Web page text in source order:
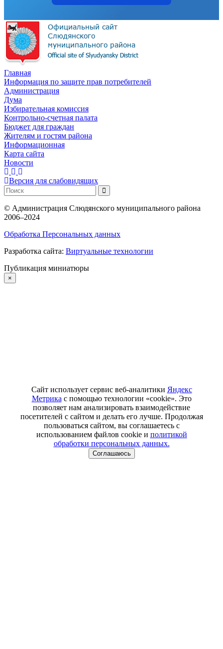
Главная
Информация по защите прав потребителей
Администрация
Дума
Избирательная комиссия
Контрольно-счетная палата
Бюджет для граждан
Жителям и гостям района
Информационная
Карта сайта
Новости
Версия для слабовидящих
© Администрация Слюдянского муниципального района
2006–2024
Обработка Персональных данных
Разработка сайта: Виртуальные технологии
Публикация миниатюры
×
Сайт использует сервис веб-аналитики Яндекс
Метрика с помощью технологии «cookie». Это
позволяет нам анализировать взаимодействие
посетителей с сайтом и делать его лучше. Продолжая
пользоваться сайтом, вы соглашаетесь с
использованием файлов cookie и политикой
обработки персональных данных.
Соглашаюсь